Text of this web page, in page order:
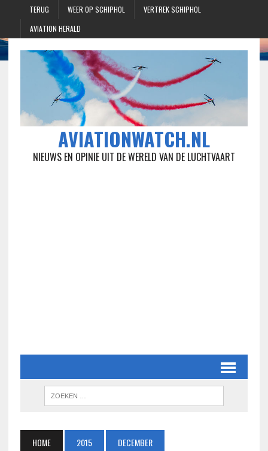
TERUG WEER OP SCHIPHOL
VERTREK SCHIPHOL
AVIATION HERALD
AVIATIONWATCH.NL
NIEUWS EN OPINIE UIT DE WERELD VAN DE LUCHTVAART
HOME 2015 DECEMBER